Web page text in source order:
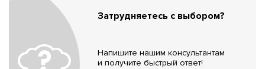
Затрудняетесь с выбором?
Напишите нашим консультантам
и получите быстрый ответ!